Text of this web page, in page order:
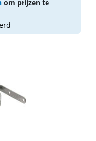
om prijzen te